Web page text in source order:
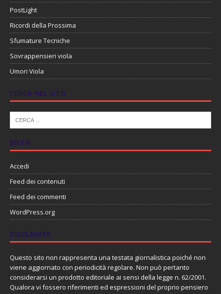
PostLight
Ricordi della Prossima
Sfumature Tecniche
Sovrappensieri viola
Umori Viola
CERCA NEL SITO
META
Accedi
Feed dei contenuti
Feed dei commenti
WordPress.org
DISCLAIMER
Questo sito non rappresenta una testata giornalistica poiché non
viene aggiornato con periodicità regolare. Non può pertanto
considerarsi un prodotto editoriale ai sensi della legge n. 62/2001.
Qualora vi fossero riferimenti ed espressioni del proprio pensiero